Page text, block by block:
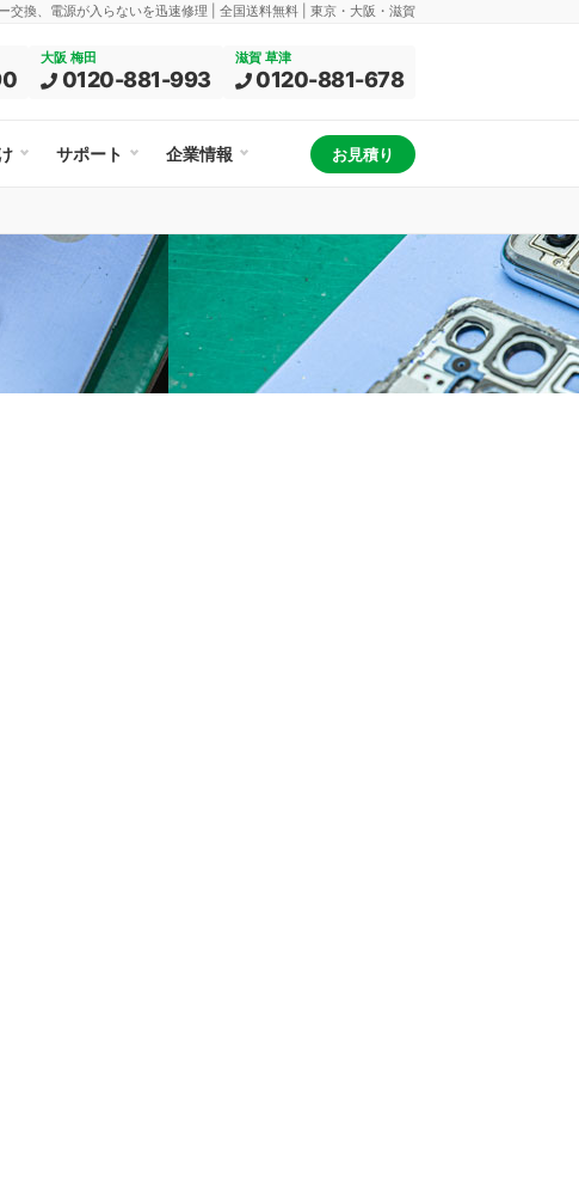
換、電源が入らないを迅速修理 | 全国送料無料 | 東京・大阪・滋賀
大阪 梅田
0120-881-993
滋賀 草津
0120-881-678
サポート 企業情報 お見積り